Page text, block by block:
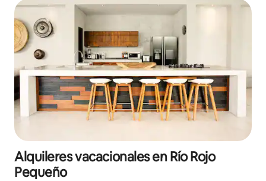
Alquileres vacacionales en Río Rojo
Pequeño